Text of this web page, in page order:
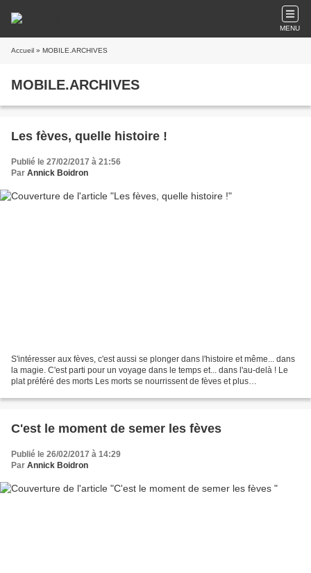
MENU
Accueil » MOBILE.ARCHIVES
MOBILE.ARCHIVES
Les fèves, quelle histoire !
Publié le 27/02/2017 à 21:56
Par Annick Boidron
S'intéresser aux fèves, c'est aussi se plonger dans l'histoire et même... dans
la magie. C'est parti pour un voyage dans le temps et... dans l'au-delà ! Le
plat préféré des morts Les morts se nourrissent de fèves et plus
C'est le moment de semer les fèves
Publié le 26/02/2017 à 14:29
Par Annick Boidron